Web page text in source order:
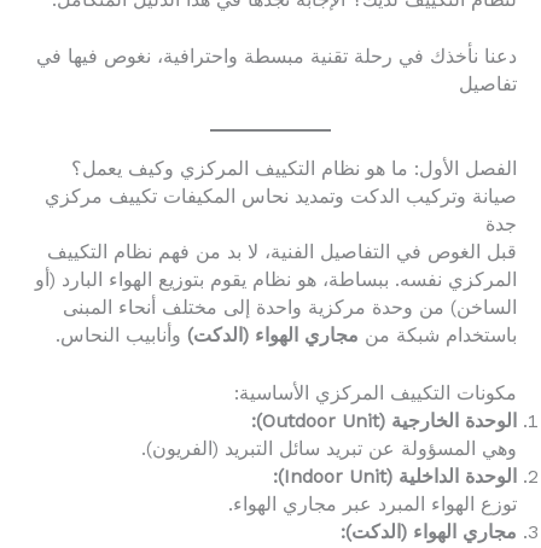
دعنا نأخذك في رحلة تقنية مبسطة واحترافية، نغوص فيها في
تفاصيل
الفصل الأول: ما هو نظام التكييف المركزي وكيف يعمل؟
صيانة وتركيب الدكت وتمديد نحاس المكيفات تكييف مركزي
جدة
قبل الغوص في التفاصيل الفنية، لا بد من فهم نظام التكييف
المركزي نفسه. ببساطة، هو نظام يقوم بتوزيع الهواء البارد (أو
الساخن) من وحدة مركزية واحدة إلى مختلف أنحاء المبنى
باستخدام شبكة من مجاري الهواء (الدكت) وأنابيب النحاس.
مكونات التكييف المركزي الأساسية:
الوحدة الخارجية (Outdoor Unit):
وهي المسؤولة عن تبريد سائل التبريد (الفريون).
الوحدة الداخلية (Indoor Unit):
توزع الهواء المبرد عبر مجاري الهواء.
مجاري الهواء (الدكت):